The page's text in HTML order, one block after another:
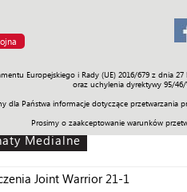
Europejskiego i Rady (UE) 2016/679 z
oraz uchylenia dyrektywy 95/
dla Państwa informacje dotyczące
Prosimy o zaakceptowanie warunków
Prawo Świat Społeczność
Medialne
Joint Warrior 21-1